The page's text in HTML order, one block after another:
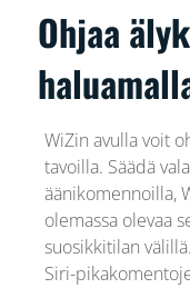
Ohjaa
WiZin avulla voit
tavoilla. Säädä
äänikomennoilla,
olemassa olevaa
suosikkitilan
Siri-